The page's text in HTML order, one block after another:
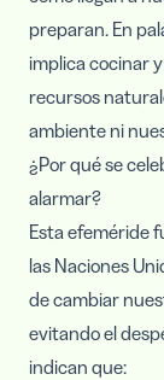
preparan. En
implica cocinar
recursos
ambiente ni
¿Por qué se
alarmar?
Esta efeméride
las Naciones
de cambiar
evitando el
indican que: